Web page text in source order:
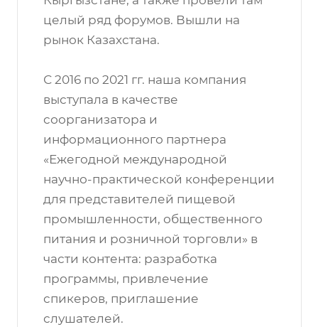
целый ряд форумов. Вышли на
рынок Казахстана.
С 2016 по 2021 гг. наша компания
выступала в качестве
соорганизатора и
информационного партнера
«Ежегодной международной
научно-практической конференции
для представителей пищевой
промышленности, общественного
питания и розничной торговли» в
части контента: разработка
программы, привлечение
спикеров, приглашение
слушателей.